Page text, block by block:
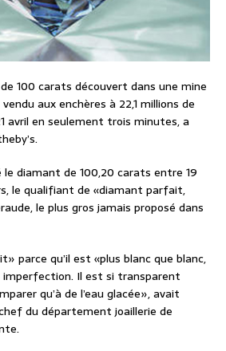
100 carats découvert dans une mine
aux enchères à 22,1 millions de
avril en seulement trois minutes, a
le diamant de 100,20 carats entre 19
le qualifiant de «diamant parfait,
le plus gros jamais proposé dans
parce qu’il est «plus blanc que blanc,
imperfection. Il est si transparent
qu’à de l’eau glacée», avait
du département joaillerie de